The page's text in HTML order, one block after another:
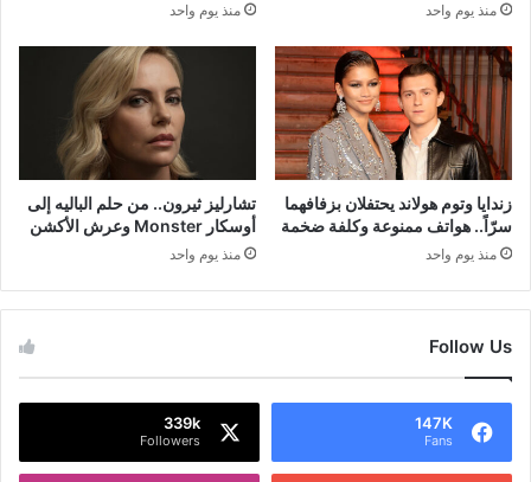
منذ يوم واحد منذ يوم واحد
زندايا وتوم هولاند يحتفلان بزفافهما
سرّاً.. هواتف ممنوعة وكلفة ضخمة
منذ يوم واحد
تشارليز ثيرون.. من حلم الباليه إلى
أوسكار Monster وعرش الأكشن
منذ يوم واحد
Follow Us
147K
Fans
339k
Followers